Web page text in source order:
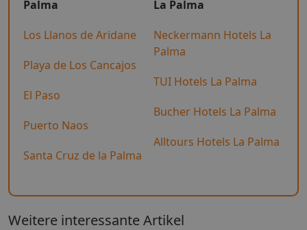
Palma
Los Llanos de Aridane
Playa de Los Cancajos
El Paso
Puerto Naos
Santa Cruz de la Palma
La Palma
Neckermann Hotels La
Palma
TUI Hotels La Palma
Bucher Hotels La Palma
Alltours Hotels La Palma
Weitere interessante Artikel